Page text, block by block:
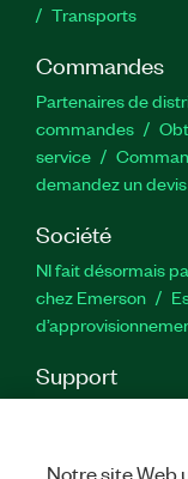
Transports
Commandes
Partenaires de
commandes
service
demandez un devis
Société
NI fait désormais
chez Emerson
Support
service
Notre site Web